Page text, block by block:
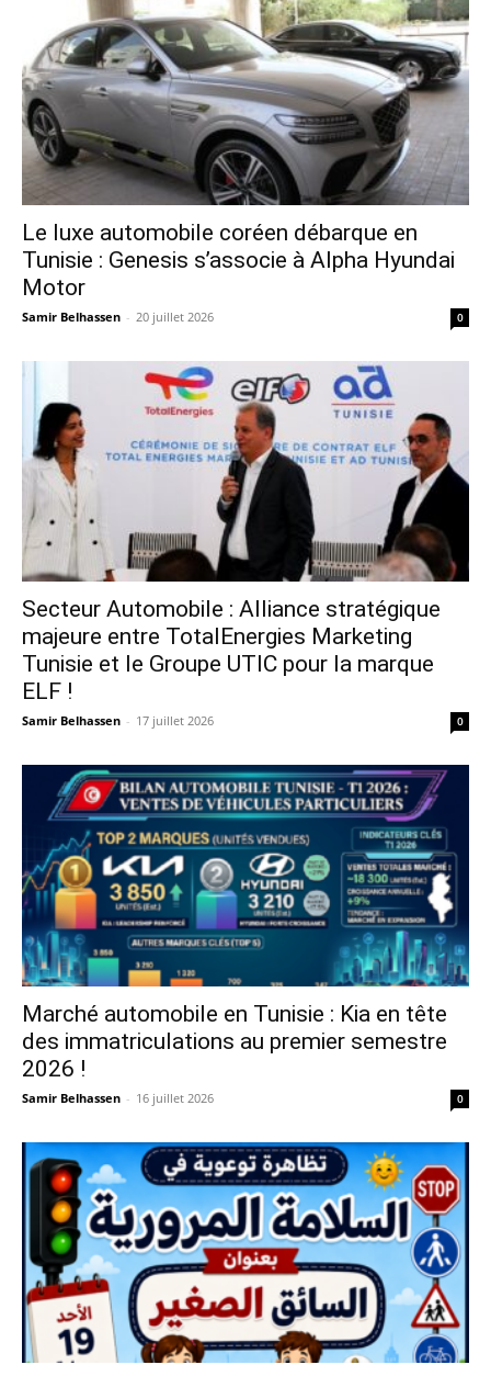
Le luxe automobile coréen débarque en
Tunisie : Genesis s’associe à Alpha Hyundai
Motor
Samir Belhassen - 20 juillet 2026 0
Secteur Automobile : Alliance stratégique
majeure entre TotalEnergies Marketing
Tunisie et le Groupe UTIC pour la marque
ELF !
Samir Belhassen - 17 juillet 2026 0
Marché automobile en Tunisie : Kia en tête
des immatriculations au premier semestre
2026 !
Samir Belhassen - 16 juillet 2026 0